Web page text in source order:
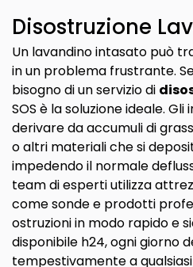
Disostruzione
Un lavandino intasato può
in un problema frustrante.
bisogno di un servizio di
SOS è la soluzione ideale.
derivare da accumuli di
o altri materiali che si
impedendo il normale
team di esperti utilizza
come sonde e prodotti
ostruzioni in modo rapido e
disponibile h24, ogni giorno
tempestivamente a